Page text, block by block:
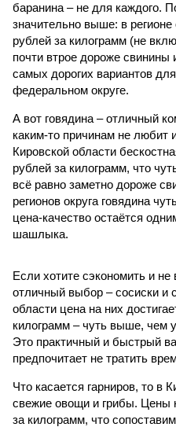
баранина – не для каждого.
значительно выше: в регионе
рублей за килограмм (не
почти втрое дороже свинины
самых дорогих вариантов
федеральном округе.
А вот говядина – отличный
каким-то причинам не любит
Кировской области
рублей за килограмм, что
всё равно заметно дороже
регионов округа говядина
цена-качество остаётся
шашлыка.
Если хотите сэкономить и
отличный выбор – сосиски и
области цена на них
килограмм – чуть выше, чем
Это практичный и быстрый
предпочитает не тратить
Что касается гарниров, то в
свежие овощи и грибы. Цены
за килограмм, что